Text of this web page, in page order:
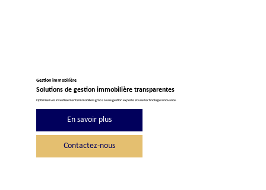
Gestion immobilière
Solutions de gestion immobilière transparentes
Optimisez vos investissements immobiliers grâce à une gestion experte et une technologie innovante.
En savoir plus
Contactez-nous